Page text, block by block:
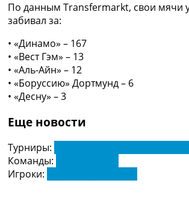
Украина. Премьер-Лига
Украина. Первая Лига
Лига Чемпионов. Таблицы
Англия. Премьер-Лига
Испания. Ла Лига
Все таблицы >>>
Рейтинги
Рейтинг стран УЕФА
Рейтинг клубов УЕФА
Рейтинг ФИФА
ТВ программа
По данным Transfermarkt, свои мячи
забивал за:
• «Динамо» – 167
• «Вест Гэм» – 13
• «Аль-Айн» – 12
• «Боруссию» Дортмунд – 6
• «Десну» – 3
Еще новости
Турниры:
Команды:
Игроки: